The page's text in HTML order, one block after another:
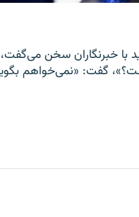
۱۵ اسد، در قصر سفید با
گفت: «نمی‌خواهم